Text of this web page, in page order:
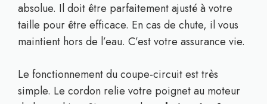
absolue. Il doit être parfaitement ajusté à votre
taille pour être efficace. En cas de chute, il vous
maintient hors de l’eau. C’est votre assurance vie.
Le fonctionnement du coupe-circuit est très
simple. Le cordon relie votre poignet au moteur